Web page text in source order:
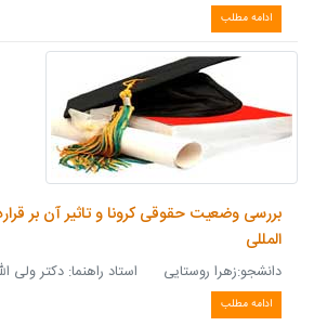
ادامه مطلب
بررسی وضعیت حقوقی کرونا و تاثیر آن بر
المللی
دانشجو:زهرا روستایی استاد راهنما: دکتر ولی
ادامه مطلب